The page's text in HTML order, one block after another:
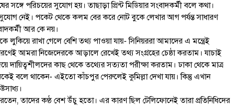
সঙ্গে পরিচয়ের সুযোগ হয়। তাছাড়া প্রিন্ট মিডিয়ার সংবাদকর্মী বলে কথা।
নেই। পকেট থেকে কলম বের করে নোট বুকে লেখার আগ পর্যন্ত সাধারণ
আর কে নয়।
লুকিয়ে রাখা গেলে বেশি তথ্য পাওয়া যায়- সিনিয়ররা আমাদের এ মন্ত্রেই
আমরা নিজেদেরকে আড়ালে রেখেই তথ্য সংগ্রহের চেষ্ঠা করতাম। যাচাই
দায়িত্বশীলদের কাছ থেকে তথ্যের সত্যতা পরীক্ষা করতাম। ঢাকা থেকে মাত্র
বলে থাকেন- এইতো কাঁচপুর পেরুলেই কুমিল্লা দেখা যায়। কিন্তু এখান
তাদের কণ্ঠ বেশ উঁচু হতো। এর কারণ ছিল টেলিফোনেই তারা প্রতিনিধিদের